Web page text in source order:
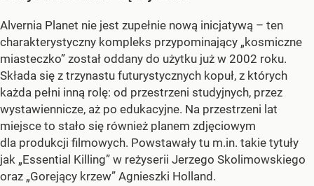
Alvernia Planet nie jest zupełnie nową inicjatywą – ten
charakterystyczny kompleks przypominający „kosmiczne
miasteczko” został oddany do użytku już w 2002 roku.
Składa się z trzynastu futurystycznych kopuł, z których
każda pełni inną rolę: od przestrzeni studyjnych, przez
wystawiennicze, aż po edukacyjne. Na przestrzeni lat
miejsce to stało się również planem zdjęciowym
dla produkcji filmowych. Powstawały tu m.in. takie tytuły
jak „Essential Killing” w reżyserii Jerzego Skolimowskiego
oraz „Gorejący krzew” Agnieszki Holland.